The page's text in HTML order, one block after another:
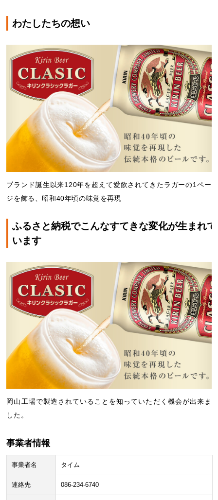
わたしたちの想い
ブランド誕生以来120年を超えて愛飲されてきたラガーの1ペー
ジを飾る、昭和40年頃の味覚を再現
ふるさと納税でこんなすてきな変化が生まれて
います
岡山工場で製造されていることを知っていただく機会が出来ま
した。
事業者情報
事業者名 タイム
連絡先 086-234-6740